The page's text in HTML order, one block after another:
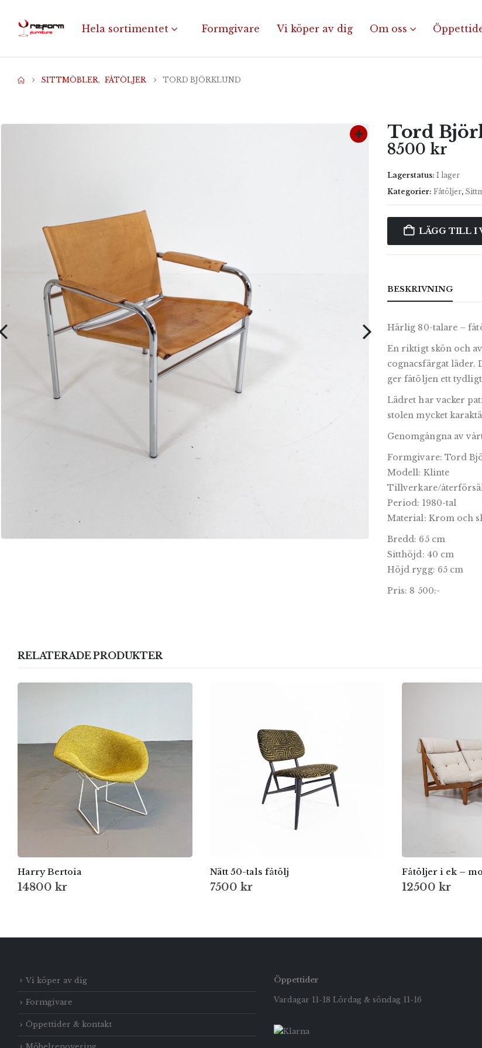
Hela sortimentet Formgivare Vi köper av dig Om oss
SITTMÖBLER, FÅTÖLJER TORD BJÖRKLUND
Tord
8500 kr
Lagerstatus: I lager
Kategorier: Fåtöljer,
LÄGG TILL I
BESKRIVNING
Härlig 80-talare –
En riktigt skön och
cognacsfärgat läder.
ger fåtöljen ett
Lädret har vacker
stolen mycket
Genomgångna av
Formgivare: Tord
Modell: Klinte
Tillverkare/
Period: 1980-tal
Material: Krom och
Bredd: 65 cm
Sitthöjd: 40 cm
Höjd rygg: 65 cm
Pris: 8 500:-
RELATERADE PRODUKTER
Harry Bertoia
14800 kr
Nätt 50-tals fåtölj
7500 kr 12500 kr
Vi köper av dig
Formgivare
Öppettider & kontakt
Öppettider
Vardagar 11-18 Lördag & söndag 11-16